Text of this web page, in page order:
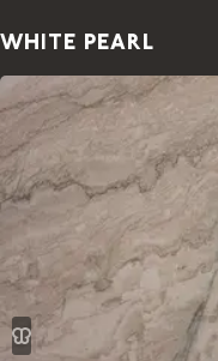
WHITE PEARL